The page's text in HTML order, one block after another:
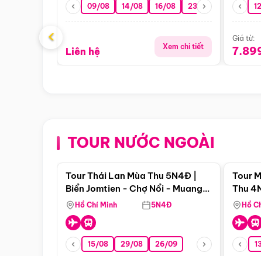
09/08 14/08 16/08 23/08 30/08
Liên hệ Xem chi tiết
Giá từ:
‹
TOUR NƯỚC NGOÀI
Điểm nổi bật
Tour Thái Lan Mùa Thu 5N4Đ |
Biển Jomtien - Chợ Nổi - Muang
Boran - Suanthai
Hồ Chí Minh 5N4Đ
15/08 29/08 26/09
Tour
Thu
Hồ